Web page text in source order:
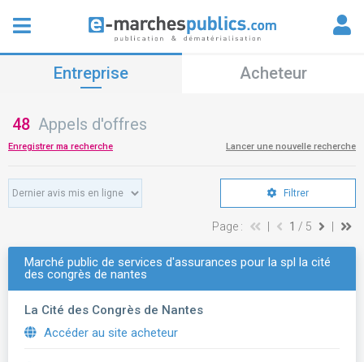
Entreprise Acheteur
48 Appels d'offres
Enregistrer ma recherche Lancer une nouvelle recherche
Filtrer
Page : 1 / 5
Marché public de services d'assurances pour la spl la cité
des congrès de nantes
La Cité des Congrès de Nantes
Accéder au site acheteur